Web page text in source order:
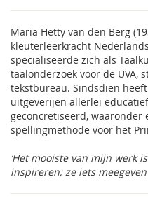
Maria Hetty van den Berg
kleuterleerkracht
specialiseerde zich als
taalonderzoek voor de UVA,
tekstbureau. Sindsdien
uitgeverijen allerlei
geconcretiseerd, waaronder
spellingmethode voor het
‘Het mooiste van mijn werk
inspireren; ze iets meegeven